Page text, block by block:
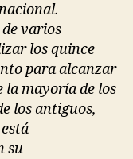
varios
los quince
para alcanzar
la mayoría de los
los antiguos,
su